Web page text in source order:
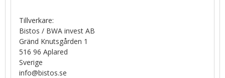
Tillverkare:
Bistos / BWA invest AB
Gränd Knutsgården 1
516 96 Aplared
Sverige
info@bistos.se